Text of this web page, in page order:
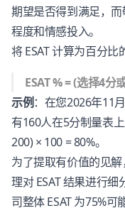
期望是否得到满足，
程度和情感投入。
将 ESAT 计算为百分比
ESAT % = (选择4分
示例 ：在您2026年11
有160人在5分制量表
200) × 100 = 80%。
为了提取有价值的见
理对 ESAT 结果进行
司整体 ESAT 为75%